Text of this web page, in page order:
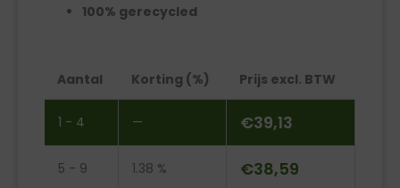
100% gerecycled
Aantal Korting (%) Prijs excl. BTW
1 - 4 — €39,13
5 - 9 1.38 % €38,59
ECO
blauw